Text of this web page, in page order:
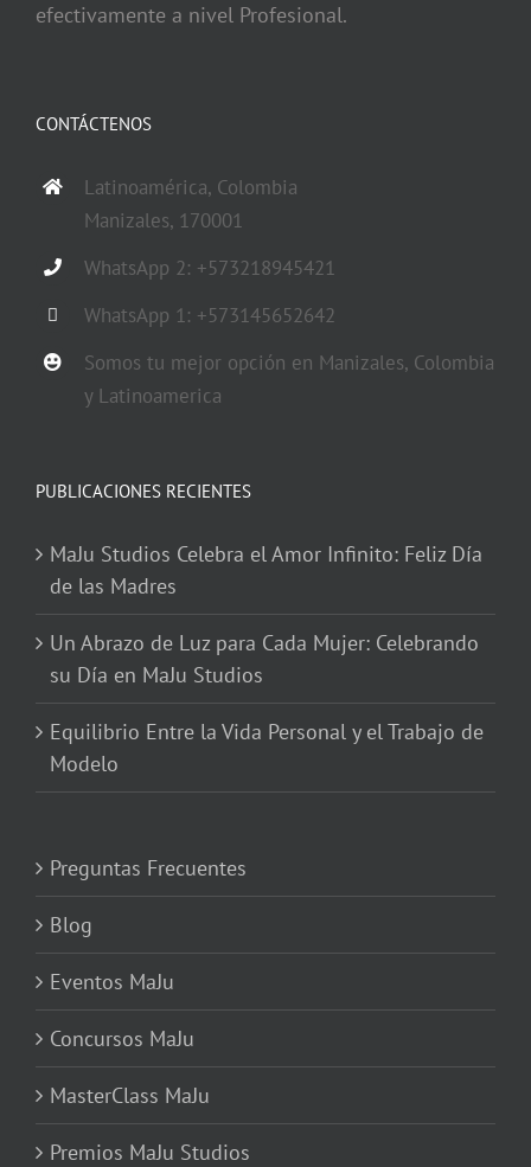
efectivamente a nivel Profesional.
CONTÁCTENOS
Latinoamérica, Colombia
Manizales, 170001
WhatsApp 2: +573218945421
WhatsApp 1: +573145652642
Somos tu mejor opción en Manizales, Colombia
y Latinoamerica
PUBLICACIONES RECIENTES
MaJu Studios Celebra el Amor Infinito: Feliz Día
de las Madres
Un Abrazo de Luz para Cada Mujer: Celebrando
su Día en MaJu Studios
Equilibrio Entre la Vida Personal y el Trabajo de
Modelo
Preguntas Frecuentes
Blog
Eventos MaJu
Concursos MaJu
MasterClass MaJu
Premios MaJu Studios